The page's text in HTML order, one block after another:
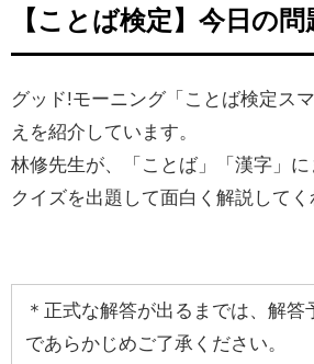
【ことば検定】今日の問
グッド!モーニング「ことば検定ス
えを紹介しています。
林修先生が、「ことば」「漢字」
クイズを出題して面白く解説してく
＊正式な解答が出るまでは、解答
であらかじめご了承ください。